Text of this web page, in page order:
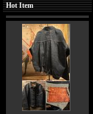
Hot Item